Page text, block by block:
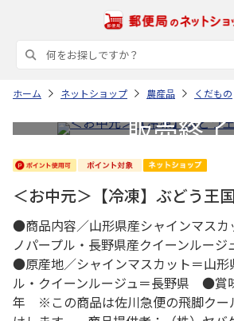
ホーム ネットショップ 農産品 くだもの
＜お中元＞【冷凍】ぶどう王
●商品内容／山形県産シャインマスカ
ノパープル・長野県産クイーンルー
●原産地／シャインマスカット＝山
ル・クイーンルージュ＝長野県 ●賞
年 ※この商品は佐川急便の飛脚クー